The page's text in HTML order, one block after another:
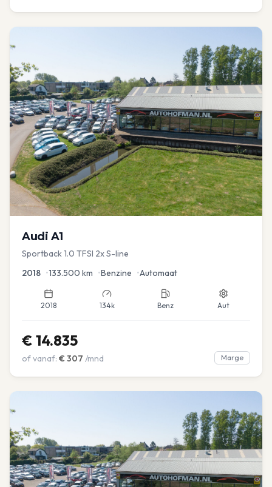
Audi A1
Sportback 1.0 TFSI 2x S-line
2018 •133.500 km •Benzine •Automaat
2018 134k Benz Aut
€ 14.835
of vanaf: € 307 /mnd Marge